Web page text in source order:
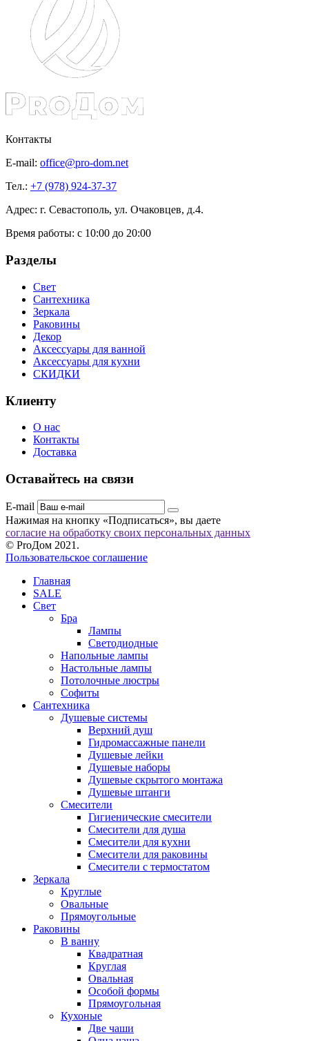
Контакты
E-mail: office@pro-dom.net
Тел.: +7 (978) 924-37-37
Адрес: г. Севастополь, ул. Очаковцев, д.4.
Время работы: с 10:00 до 20:00
Разделы
Свет
Сантехника
Зеркала
Раковины
Декор
Аксессуары для ванной
Аксессуары для кухни
СКИДКИ
Клиенту
О нас
Контакты
Доставка
Оставайтесь на связи
E-mail
Нажимая на кнопку «Подписаться», вы даете
согласие на обработку своих персональных данных
© ProДом 2021.
Пользовательское соглашение
Главная
SALE
Свет
Бра
Лампы
Светодиодные
Напольные лампы
Настольные лампы
Потолочные люстры
Софиты
Сантехника
Душевые системы
Верхний душ
Гидромассажные панели
Душевые лейки
Душевые наборы
Душевые скрытого монтажа
Душевые штанги
Смесители
Гигиенические смесители
Смесители для душа
Смесители для кухни
Смесители для раковины
Смесители с термостатом
Зеркала
Круглые
Овальные
Прямоугольные
Раковины
В ванну
Квадратная
Круглая
Овальная
Особой формы
Прямоугольная
Кухоные
Две чаши